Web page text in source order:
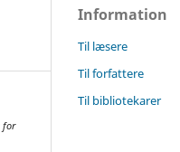
for
Information
Til læsere
Til forfattere
Til bibliotekarer